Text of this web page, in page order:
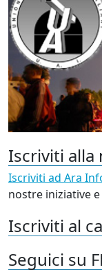
Iscriviti alla
Iscriviti ad Ara
nostre iniziative
Iscriviti al
Seguici su